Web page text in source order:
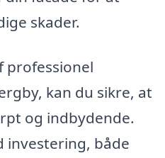
skader.
professionel
kan du sikre, at
og indbydende.
investering, både